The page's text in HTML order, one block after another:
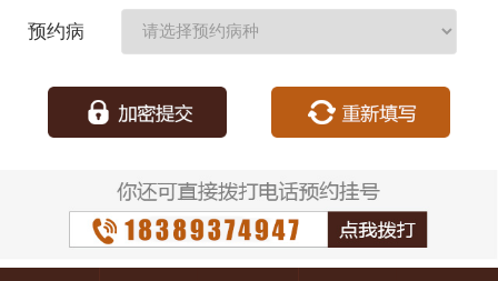
预约病